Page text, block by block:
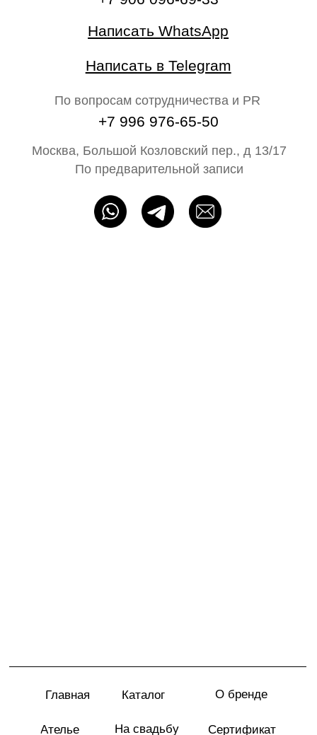
Каталог
Ателье
О бренде
На свадьбу Сертификат
Партнёрам
Политика конфиденциальности
Оферта